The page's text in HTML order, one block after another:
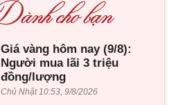
Giá vàng hôm nay (9/8):
Người mua lãi 3 triệu
đồng/lượng
Chủ Nhật 10:53, 9/8/2026